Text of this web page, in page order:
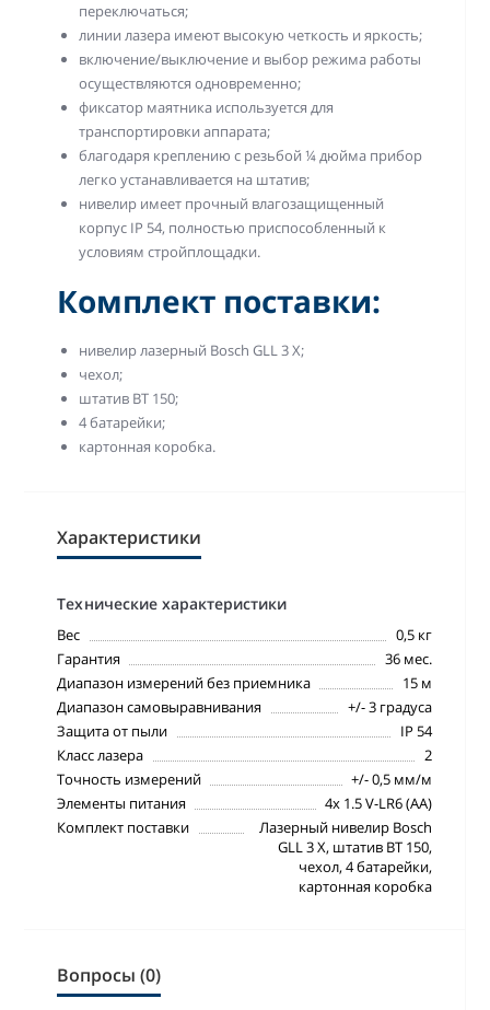
переключаться;
линии лазера имеют высокую четкость и яркость;
включение/выключение и выбор режима работы
осуществляются одновременно;
фиксатор маятника используется для
транспортировки аппарата;
благодаря креплению с резьбой ¼ дюйма прибор
легко устанавливается на штатив;
нивелир имеет прочный влагозащищенный
корпус IP 54, полностью приспособленный к
условиям стройплощадки.
Комплект поставки:
нивелир лазерный Bosch GLL 3 X;
чехол;
штатив BT 150;
4 батарейки;
картонная коробка.
Характеристики
Технические характеристики
Вес
0,5 кг
Гарантия
36 мес.
Диапазон измерений без приемника
15 м
Диапазон самовыравнивания
+/- 3 градуса
Защита от пыли
IP 54
Класc лазера
2
Точность измерений
+/- 0,5 мм/м
Элементы питания
4x 1.5 V-LR6 (AA)
Комплект поставки
Лазерный нивелир Bosch
GLL 3 X, штатив BT 150,
чехол, 4 батарейки,
картонная коробка
Вопросы (0)